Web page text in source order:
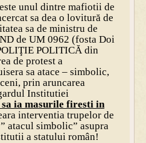
unul dintre mafiotii de
sa dea o lovitură de
sa de ministru de
de UM 0962 (fosta Doi
POLITICĂ din
de protest a
sa atace – simbolic,
prin aruncarea
Institutiei
ia masurile firesti in
interventia trupelor de
atacul simbolic” asupra
a statului român!